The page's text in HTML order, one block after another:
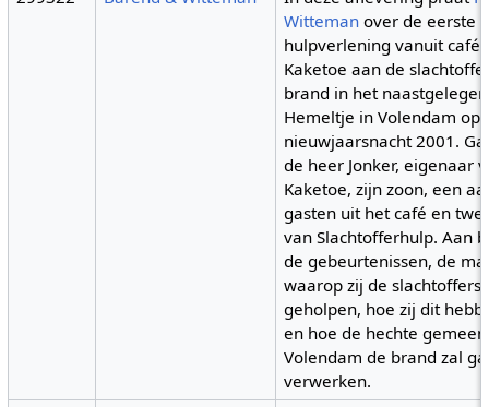
Witteman over de eerste
hulpverlening vanuit café
Kaketoe aan de
brand in het
Hemeltje in Volendam op
nieuwjaarsnacht 2001.
de heer Jonker, eigenaar
Kaketoe, zijn zoon, een
gasten uit het café en
van Slachtofferhulp. Aan
de gebeurtenissen, de
waarop zij de slachtoffers
geholpen, hoe zij dit
en hoe de hechte
Volendam de brand zal
verwerken.